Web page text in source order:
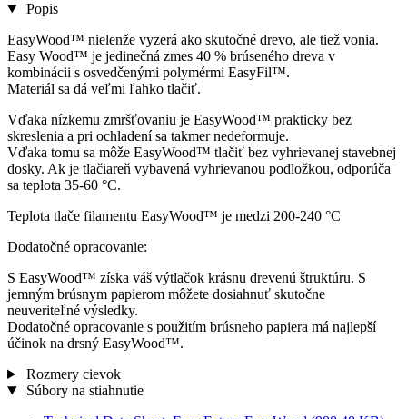
Popis
EasyWood™ nielenže vyzerá ako skutočné drevo, ale tiež vonia.
Easy Wood™ je jedinečná zmes 40 % brúseného dreva v
kombinácii s osvedčenými polymérmi EasyFil™.
Materiál sa dá veľmi ľahko tlačiť.
Vďaka nízkemu zmršťovaniu je EasyWood™ prakticky bez
skreslenia a pri ochladení sa takmer nedeformuje.
Vďaka tomu sa môže EasyWood™ tlačiť bez vyhrievanej stavebnej
dosky. Ak je tlačiareň vybavená vyhrievanou podložkou, odporúča
sa teplota 35-60 °C.
Teplota tlače filamentu EasyWood™ je medzi 200-240 °C
Dodatočné opracovanie:
S EasyWood™ získa váš výtlačok krásnu drevenú štruktúru. S
jemným brúsnym papierom môžete dosiahnuť skutočne
neuveriteľné výsledky.
Dodatočné opracovanie s použitím brúsneho papiera má najlepší
účinok na drsný EasyWood™.
Rozmery cievok
Súbory na stiahnutie